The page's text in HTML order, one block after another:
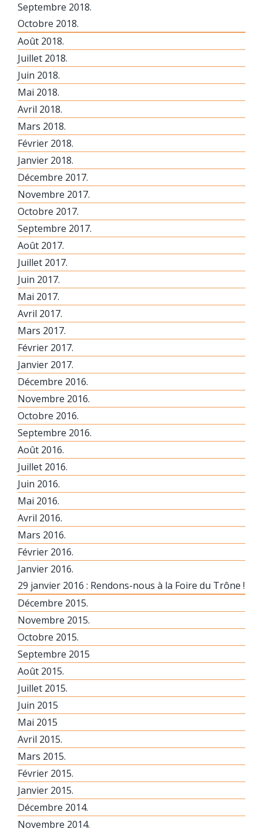
Septembre 2018.
Octobre 2018.
Août 2018.
Juillet 2018.
Juin 2018.
Mai 2018.
Avril 2018.
Mars 2018.
Février 2018.
Janvier 2018.
Décembre 2017.
Novembre 2017.
Octobre 2017.
Septembre 2017.
Août 2017.
Juillet 2017.
Juin 2017.
Mai 2017.
Avril 2017.
Mars 2017.
Février 2017.
Janvier 2017.
Décembre 2016.
Novembre 2016.
Octobre 2016.
Septembre 2016.
Août 2016.
Juillet 2016.
Juin 2016.
Mai 2016.
Avril 2016.
Mars 2016.
Février 2016.
Janvier 2016.
29 janvier 2016 : Rendons-nous à la Foire du Trône !
Décembre 2015.
Novembre 2015.
Octobre 2015.
Septembre 2015
Août 2015.
Juillet 2015.
Juin 2015
Mai 2015
Avril 2015.
Mars 2015.
Février 2015.
Janvier 2015.
Décembre 2014.
Novembre 2014.